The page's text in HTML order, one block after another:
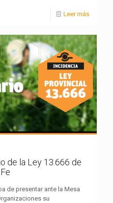
Leer más
de la Ley 13.666 de
de presentar ante la Mesa
su